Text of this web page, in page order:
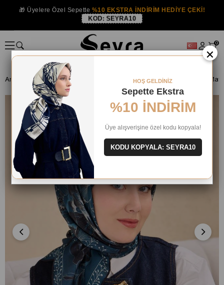
🎁 Üyelere Özel Sepette %10 EKSTRA İNDİRİM HEDİYE ÇEKİ!
KOD: SEYRA10
0
Anasayfa İPEK EŞARP
×
HOŞ GELDİNİZ
Sepette Ekstra
%10 İNDİRİM
Üye alışverişine özel kodu kopyala!
KODU KOPYALA: SEYRA10